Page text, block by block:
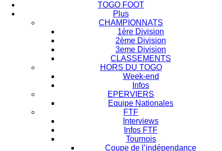
TOGO FOOT
Plus
CHAMPIONNATS
1ère Division
2ème Division
3eme Division
CLASSEMENTS
HORS DU TOGO
Week-end
Infos
EPERVIERS
Equipe Nationales
FTF
Interviews
Infos FTF
Tournois
Coupe de l’indépendance